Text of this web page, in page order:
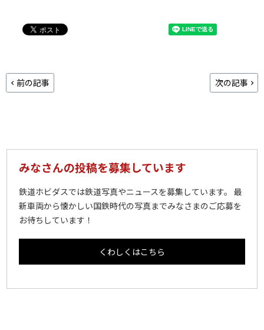
前の記事 次の記事
みなさんの投稿を募集しています
鉄道ホビダスでは鉄道写真やニュースを募集しています。 最
新車両から懐かしい国鉄時代の写真までみなさまのご応募を
お待ちしています！
くわしくはこちら